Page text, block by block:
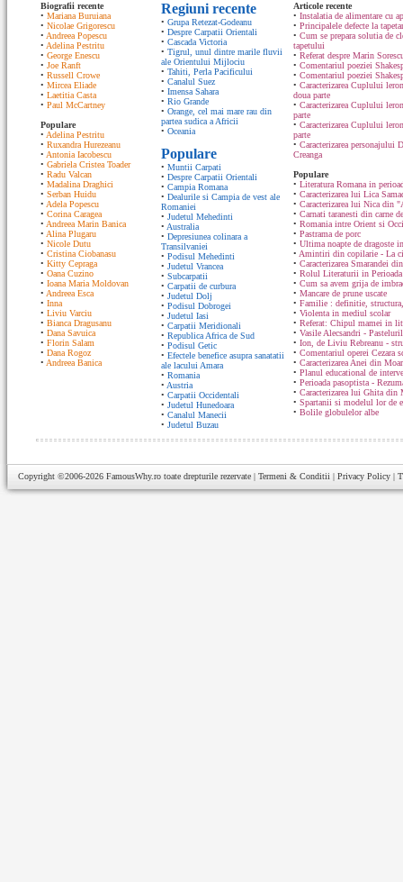
Biografii recente
• Mariana Buruiana
• Nicolae Grigorescu
• Andreea Popescu
• Adelina Pestritu
• George Enescu
• Joe Ranft
• Russell Crowe
• Mircea Eliade
• Laetitia Casta
• Paul McCartney
Populare
• Adelina Pestritu
• Ruxandra Hurezeanu
• Antonia Iacobescu
• Gabriela Cristea Toader
• Radu Valcan
• Madalina Draghici
• Serban Huidu
• Adela Popescu
• Corina Caragea
• Andreea Marin Banica
• Alina Plugaru
• Nicole Dutu
• Cristina Ciobanasu
• Kitty Cepraga
• Oana Cuzino
• Ioana Maria Moldovan
• Andreea Esca
• Inna
• Liviu Varciu
• Bianca Dragusanu
• Dana Savuica
• Florin Salam
• Dana Rogoz
• Andreea Banica
Regiuni recente
• Grupa Retezat-Godeanu
• Despre Carpatii Orientali
• Cascada Victoria
• Tigrul, unul dintre marile fluvii
ale Orientului Mijlociu
• Tahiti, Perla Pacificului
• Canalul Suez
• Imensa Sahara
• Rio Grande
• Orange, cel mai mare rau din
partea sudica a Africii
• Oceania
Populare
• Muntii Carpati
• Despre Carpatii Orientali
• Campia Romana
• Dealurile si Campia de vest ale
Romaniei
• Judetul Mehedinti
• Australia
• Depresiunea colinara a
Transilvaniei
• Podisul Mehedinti
• Judetul Vrancea
• Subcarpatii
• Carpatii de curbura
• Judetul Dolj
• Podisul Dobrogei
• Judetul Iasi
• Carpatii Meridionali
• Republica Africa de Sud
• Podisul Getic
• Efectele benefice asupra sanatatii
ale lacului Amara
• Romania
• Austria
• Carpatii Occidentali
• Judetul Hunedoara
• Canalul Manecii
• Judetul Buzau
Articole recente
• Instalatia de alimentare cu
• Principalele defecte la
• Cum se prepara solutia de
tapetului
• Referat despre Marin
• Comentariul poeziei
• Comentariul poeziei
• Caracterizarea Cuplului
doua parte
• Caracterizarea Cuplului
parte
• Caracterizarea Cuplului
parte
• Caracterizarea personajului
Creanga
Populare
• Literatura Romana in
• Caracterizarea lui Lica
• Caracterizarea lui Nica din
• Carnati taranesti din carne
• Romania intre Orient si
• Pastrama de porc
• Ultima noapte de dragoste
• Amintiri din copilarie - La
• Caracterizarea Smarandei
• Rolul Literaturii in Perioada
• Cum sa avem grija de
• Mancare de prune uscate
• Familie : definitie,
• Violenta in mediul scolar
• Referat: Chipul mamei in
• Vasile Alecsandri -
• Ion, de Liviu Rebreanu -
• Comentariul operei Cezara
• Caracterizarea Anei din
• Planul educational de
• Perioada pasoptista -
• Caracterizarea lui Ghita din
• Spartanii si modelul lor de
• Bolile globulelor albe
Copyright ©2006-2026 FamousWhy.ro toate drepturile rezervate | Termeni & Conditii | Privacy Policy |